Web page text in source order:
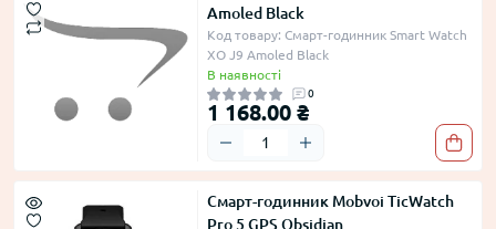
Amoled Black
Код товару: Смарт-годинник Smart Watch
XO J9 Amoled Black
В наявності
0
1 168.00 ₴
Смарт-годинник Mobvoi TicWatch
Pro 5 GPS Obsidian